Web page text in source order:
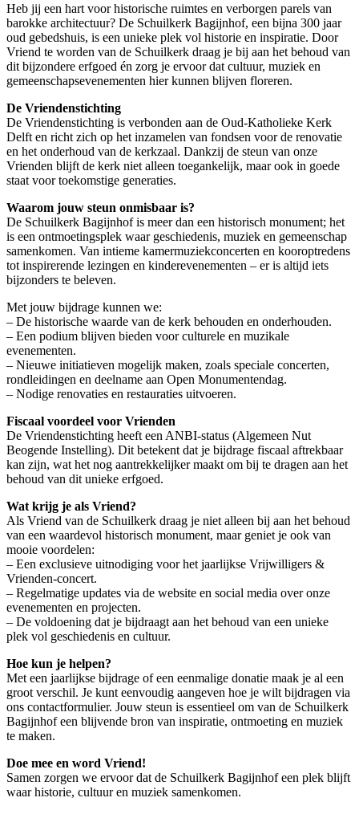
Heb jij een hart voor historische ruimtes en verborgen parels van
barokke architectuur? De Schuilkerk Bagijnhof, een bijna 300 jaar
oud gebedshuis, is een unieke plek vol historie en inspiratie. Door
Vriend te worden van de Schuilkerk draag je bij aan het behoud van
dit bijzondere erfgoed én zorg je ervoor dat cultuur, muziek en
gemeenschapsevenementen hier kunnen blijven floreren.
De Vriendenstichting
De Vriendenstichting is verbonden aan de Oud-Katholieke Kerk
Delft en richt zich op het inzamelen van fondsen voor de renovatie
en het onderhoud van de kerkzaal. Dankzij de steun van onze
Vrienden blijft de kerk niet alleen toegankelijk, maar ook in goede
staat voor toekomstige generaties.
Waarom jouw steun onmisbaar is?
De Schuilkerk Bagijnhof is meer dan een historisch monument; het
is een ontmoetingsplek waar geschiedenis, muziek en gemeenschap
samenkomen. Van intieme kamermuziekconcerten en kooroptredens
tot inspirerende lezingen en kinderevenementen – er is altijd iets
bijzonders te beleven.
Met jouw bijdrage kunnen we:
– De historische waarde van de kerk behouden en onderhouden.
– Een podium blijven bieden voor culturele en muzikale
evenementen.
– Nieuwe initiatieven mogelijk maken, zoals speciale concerten,
rondleidingen en deelname aan Open Monumentendag.
– Nodige renovaties en restauraties uitvoeren.
Fiscaal voordeel voor Vrienden
De Vriendenstichting heeft een ANBI-status (Algemeen Nut
Beogende Instelling). Dit betekent dat je bijdrage fiscaal aftrekbaar
kan zijn, wat het nog aantrekkelijker maakt om bij te dragen aan het
behoud van dit unieke erfgoed.
Wat krijg je als Vriend?
Als Vriend van de Schuilkerk draag je niet alleen bij aan het behoud
van een waardevol historisch monument, maar geniet je ook van
mooie voordelen:
– Een exclusieve uitnodiging voor het jaarlijkse Vrijwilligers &
Vrienden-concert.
– Regelmatige updates via de website en social media over onze
evenementen en projecten.
– De voldoening dat je bijdraagt aan het behoud van een unieke
plek vol geschiedenis en cultuur.
Hoe kun je helpen?
Met een jaarlijkse bijdrage of een eenmalige donatie maak je al een
groot verschil. Je kunt eenvoudig aangeven hoe je wilt bijdragen via
ons contactformulier. Jouw steun is essentieel om van de Schuilkerk
Bagijnhof een blijvende bron van inspiratie, ontmoeting en muziek
te maken.
Doe mee en word Vriend!
Samen zorgen we ervoor dat de Schuilkerk Bagijnhof een plek blijft
waar historie, cultuur en muziek samenkomen.